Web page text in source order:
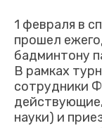
1 февраля в
прошел
бадминтону
В рамках
сотрудники
науки) и